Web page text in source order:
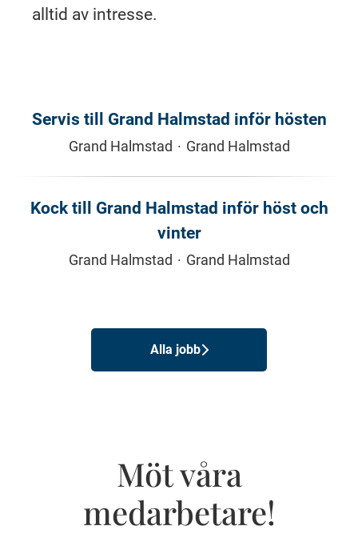
alltid av intresse.
Servis till Grand Halmstad inför hösten
Grand Halmstad · Grand Halmstad
Kock till Grand Halmstad inför höst och
vinter
Grand Halmstad · Grand Halmstad
Alla jobb
Möt våra
medarbetare!